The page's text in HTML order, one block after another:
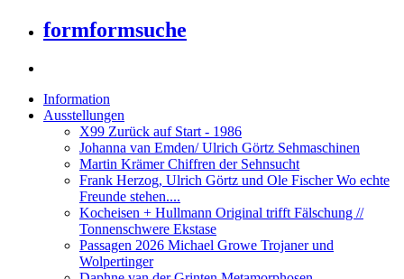
formformsuche
Information
Ausstellungen
X99 Zurück auf Start - 1986
Johanna van Emden/ Ulrich Görtz Sehmaschinen
Martin Krämer Chiffren der Sehnsucht
Frank Herzog, Ulrich Görtz und Ole Fischer Wo echte
Freunde stehen....
Kocheisen + Hullmann Original trifft Fälschung //
Tonnenschwere Ekstase
Passagen 2026 Michael Growe Trojaner und
Wolpertinger